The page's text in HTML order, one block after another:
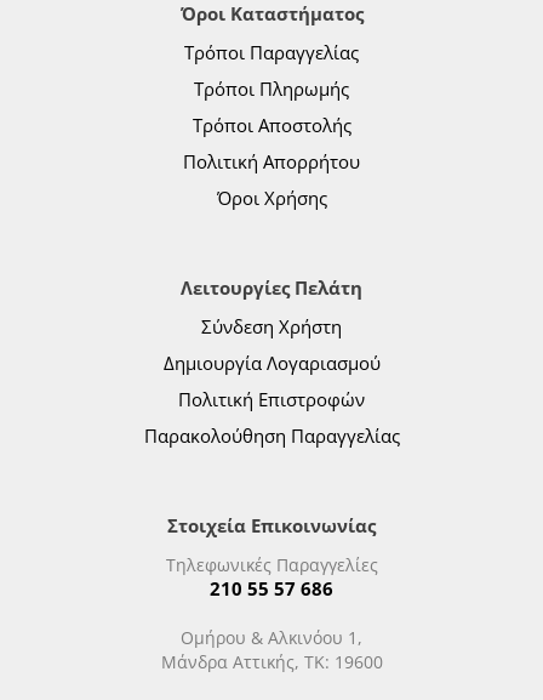
Όροι Καταστήματος
Τρόποι Παραγγελίας
Τρόποι Πληρωμής
Τρόποι Αποστολής
Πολιτική Απορρήτου
Όροι Χρήσης
Λειτουργίες Πελάτη
Σύνδεση Χρήστη
Δημιουργία Λογαριασμού
Πολιτική Επιστροφών
Παρακολούθηση Παραγγελίας
Στοιχεία Επικοινωνίας
Τηλεφωνικές Παραγγελίες
210 55 57 686
Ομήρου & Αλκινόου 1,
Μάνδρα Αττικής, ΤΚ: 19600